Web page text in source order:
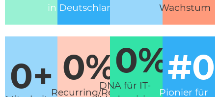
in Deutschland
Wachstum
0+Recurring/Re-
0%DNA für IT-
0%
Pionier für
#0